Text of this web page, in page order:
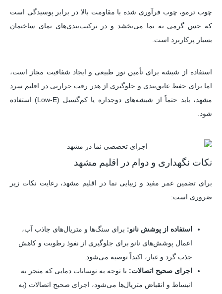
چوب ترمو، چوب فرآوری شده با مقاومت بالا در برابر پوسیدگی است
که حس گرمی به نما می‌بخشد و در ترکیب‌بندی‌های نمای ساختمان
بسیار پرکاربرد است.
استفاده از شیشه برای تأمین نور طبیعی و ایجاد شفافیت مجاز است،
اما برای حفظ عایق‌بندی و جلوگیری از هدر رفت حرارتی در اقلیم سرد
مشهد، باید حتماً از شیشه‌های دوجداره یا کم‌گسیل (Low-E) استفاده
شود.
نکات نگهداری و دوام در اقلیم مشهد
برای تضمین عمر مفید و زیبایی نما در اقلیم مشهد، رعایت نکات زیر
ضروری است:
استفاده از پوشش نانو: برای سنگ‌ها و متریال‌های جاذب آب،
اعمال پوشش‌های نانو برای جلوگیری از نفوذ رطوبت و کاهش
جذب گرد و غبار، اکیداً توصیه می‌شود.
اجرای صحیح اتصالات: با توجه به نوسانات دمایی که منجر به
انبساط و انقباض متریال‌ها می‌شود، اجرای صحیح اتصالات (به